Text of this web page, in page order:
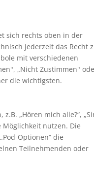
sich rechts oben in der
jederzeit das Recht
mit verschiedenen
„Nicht Zustimmen"
die wichtigsten.
„Hören mich alle?“,
Möglichkeit nutzen. Die
Optionen“ die
Teilnehmenden oder